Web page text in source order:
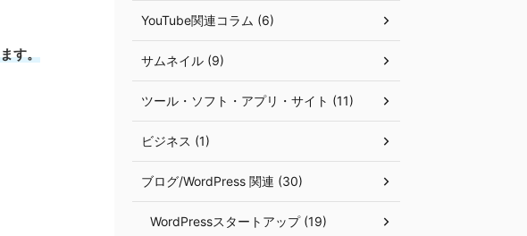
す。
YouTube関連コラム (6)
サムネイル (9)
ツール・ソフト・アプリ・サイト (11)
ビジネス (1)
ブログ/WordPress 関連 (30)
WordPressスタートアップ (19)